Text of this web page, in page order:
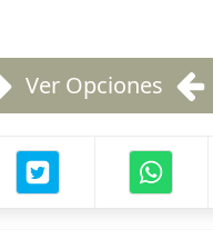
Ver Opciones